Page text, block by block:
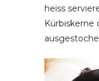
heiss